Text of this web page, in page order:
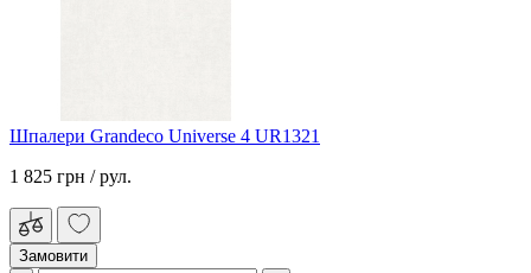
Шпалери Grandeco Universe 4 UR1321
1 825 грн / рул.
Замовити